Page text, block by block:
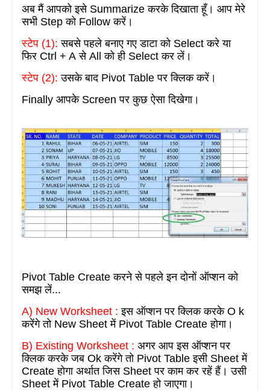
अब मैं आपको इसे Summarizeकरके दिखाताहूँ। आप मेरे
सभी Step को Followकरें।
स्टेप (1): सबसे पहले बनाए गए डाटा कोSelect करे या
फिर Ctrl + Aसे All को हीSelectकर लें।
स्टेप (2): उसके बाद Pivot Tableपर क्लिक करें।
Finally आपके Screen परकुछ ऐसा दिखेगा।
Pivot Table Createकरने से पहले इन दोनों ऑप्शन को
समझ लें...
A) New Worksheet :इस ऑप्शन पर क्लिक करके O k
करेंगे तो New Sheetमें Pivot Table Createहोगा।
B) Existing Worksheet : अगर आप इस ऑप्शन पर
क्लिक करके जब Okकरेंगे तो Pivot Tableइसी Sheetमें
Createहोगा अर्थात जिस Sheet पर काम कर रहें हैं। उसी
Sheet में Pivot Table Create होजाएगा।